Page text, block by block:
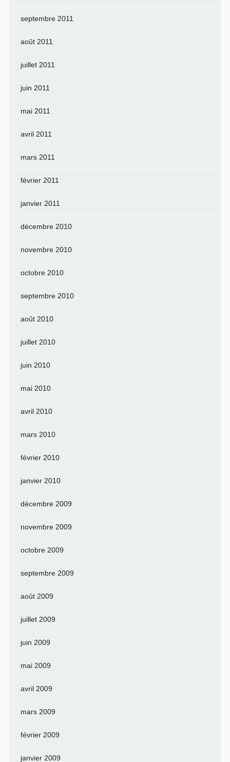
septembre 2011
août 2011
juillet 2011
juin 2011
mai 2011
avril 2011
mars 2011
février 2011
janvier 2011
décembre 2010
novembre 2010
octobre 2010
septembre 2010
août 2010
juillet 2010
juin 2010
mai 2010
avril 2010
mars 2010
février 2010
janvier 2010
décembre 2009
novembre 2009
octobre 2009
septembre 2009
août 2009
juillet 2009
juin 2009
mai 2009
avril 2009
mars 2009
février 2009
janvier 2009